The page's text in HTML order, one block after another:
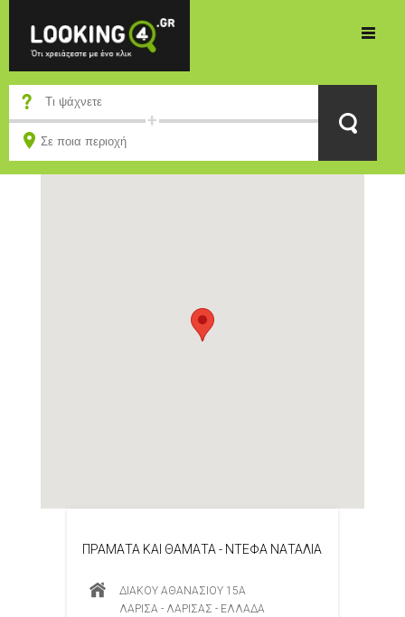
ΠΡΑΜΑΤΑ ΚΑΙ ΘΑΜΑΤΑ - ΝΤΕΦΑ ΝΑΤΑΛΙΑ
ΔΙΑΚΟΥ ΑΘΑΝΑΣΙΟΥ 15Α
ΛΑΡΙΣΑ - ΛΑΡΙΣΑΣ - ΕΛΛΑΔΑ